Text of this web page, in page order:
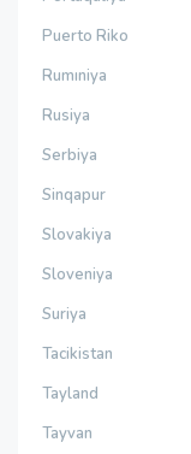
Puerto Riko
Rumıniya
Rusiya
Serbiya
Sinqapur
Slovakiya
Sloveniya
Suriya
Tacikistan
Tayland
Tayvan